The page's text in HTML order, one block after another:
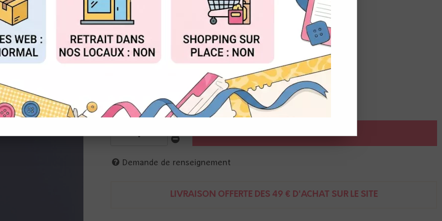
Réf. :2926-053
Florence
Papier lisse 200g
30 x 30 cm
AJOUTER AU PANIER
Demande de renseignement
LIVRAISON OFFERTE DÈS 49 € D'ACHAT SUR LE SITE
ACCEPTER TOUT